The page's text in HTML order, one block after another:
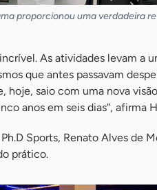
proporcionou uma verdadeira
As atividades levam a
que antes passavam
hoje, saio com uma nova
anos em seis dias”, afirma
Sports, Renato Alves de
prático.